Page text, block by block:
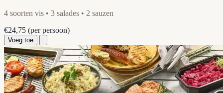
4 soorten vis • 3 salades • 2 sauzen
€24,75 (per persoon)
Voeg toe